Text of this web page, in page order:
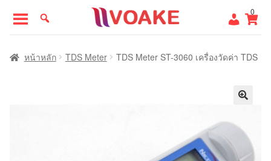
to
navigation
to
content
0
หน้าแรก
หน้าหลัก TDS Meter TDS Meter ST-3060 เครื่องวัดค่า TDS